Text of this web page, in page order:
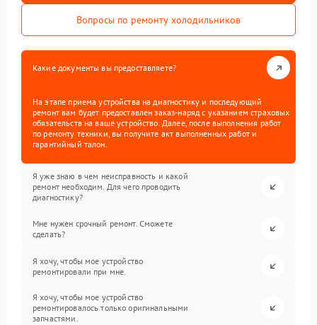
Вопросы по ремонту холодильников
Какие документы вы предоставляете?
На этапе приема устройства на диагностику и последующий
ремонт вам будет предоставлен заказ-наряд с указанием страховых
обязательств на ваше устройство. Далее, после выполнения работ
по ремонту техники, вы получите акт выполненных работ и
гарантийный талон.
Я уже знаю в чем неисправность и какой
ремонт необходим. Для чего проводить
диагностику?
Мне нужен срочный ремонт. Сможете
сделать?
Я хочу, чтобы мое устройство
ремонтировали при мне.
Я хочу, чтобы мое устройство
ремонтировалось только оригинальными
запчастями.